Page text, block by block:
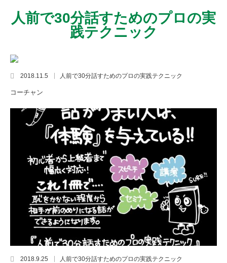
人前で30分話すためのプロの実
践テクニック
2018.11.5 人前で30分話すためのプロの実践テクニック
コーチャン
2018.9.25 人前で30分話すためのプロの実践テクニック